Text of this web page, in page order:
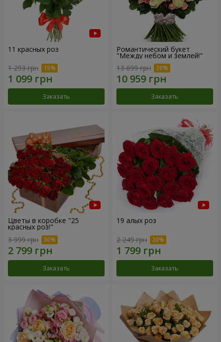
11 красных роз
1 293 грн
Заказать
Романтический букет
"Между небом и землей!"
13 699 грн
Заказать
Цветы в коробке "25
красных роз!"
3 999 грн
Заказать
19 алых роз
2 249 грн
Заказать